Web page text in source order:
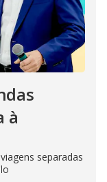
à
separadas